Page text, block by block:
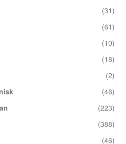
(31)
(61)
(10)
(18)
(2)
(46)
(223)
(388)
(46)